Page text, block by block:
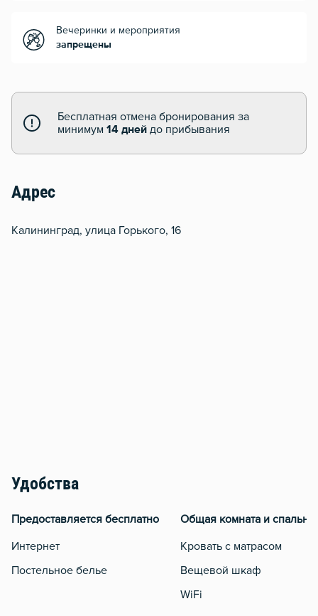
Вечеринки и мероприятия
запрещены
Бесплатная отмена бронирования за
минимум 14 дней до прибывания
Адрес
Калининград, улица Горького, 16
Удобства
Предоставляется бесплатно
Интернет
Постельное белье
Общая комната и спальня
Кровать с матрасом
Вещевой шкаф
WiFi